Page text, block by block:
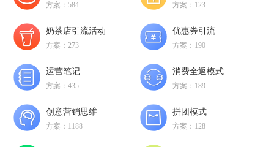
方案：584 方案：123
奶茶店引流活动
方案：273
优惠券引流
方案：190
运营笔记
方案：435
消费全返模式
方案：189
创意营销思维
方案：1188
拼团模式
方案：128